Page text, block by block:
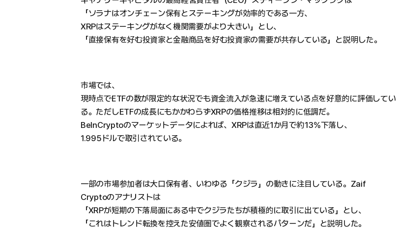
「ソラナはオンチェーン保有とステーキングが効率的である一方、
XRPはステーキングがなく機関需要がより大きい」とし、
「直接保有を好む投資家と金融商品を好む投資家の需要が共存している」と説明した。
市場では、
現時点でETFの数が限定的な状況でも資金流入が急速に増えている点を好意的に評価してい
る。ただしETFの成長にもかかわらずXRPの価格推移は相対的に低調だ。
BeInCryptoのマーケットデータによれば、XRPは直近1か月で約13%下落し、
1.995ドルで取引されている。
一部の市場参加者は大口保有者、いわゆる「クジラ」の動きに注目している。Zaif
Cryptoのアナリストは
「XRPが短期の下落局面にある中でクジラたちが積極的に取引に出ている」とし、
「これはトレンド転換を控えた安値圏でよく観察されるパターンだ」と説明した。